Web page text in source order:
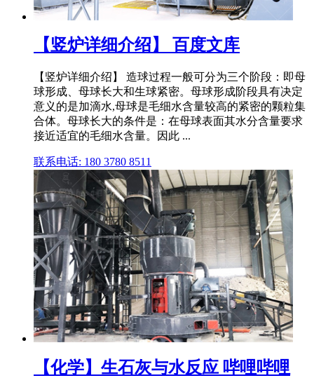
【竖炉详细介绍】 百度文库
【竖炉详细介绍】 造球过程一般可分为三个阶段：即母
球形成、母球长大和生球紧密。母球形成阶段具有决定
意义的是加滴水,母球是毛细水含量较高的紧密的颗粒集
合体。母球长大的条件是：在母球表面其水分含量要求
接近适宜的毛细水含量。因此 ...
联系电话: 180 3780 8511
【化学】生石灰与水反应 哔哩哔哩